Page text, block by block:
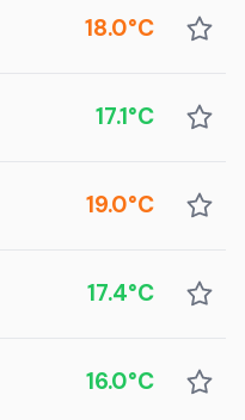
18.0°C
17.1°C
19.0°C
17.4°C
16.0°C